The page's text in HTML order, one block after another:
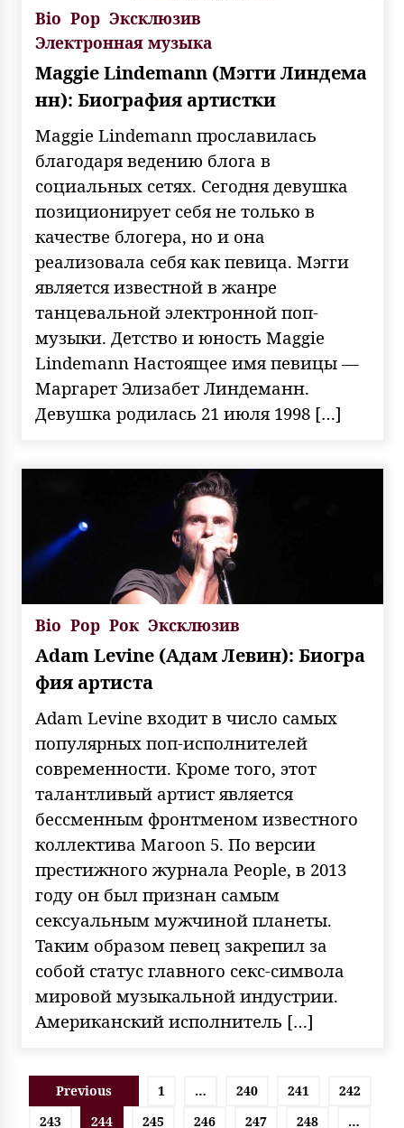
Bio Pop Эксклюзив
Электронная музыка
Maggie Lindemann (Мэгги Линдема
нн): Биография артистки
Maggie Lindemann прославилась
благодаря ведению блога в
социальных сетях. Сегодня девушка
позиционирует себя не только в
качестве блогера, но и она
реализовала себя как певица. Мэгги
является известной в жанре
танцевальной электронной поп-
музыки. Детство и юность Maggie
Lindemann Настоящее имя певицы —
Маргарет Элизабет Линдеманн.
Девушка родилась 21 июля 1998 […]
Bio Pop Рок Эксклюзив
Adam Levine (Адам Левин): Биогра
фия артиста
Adam Levine входит в число самых
популярных поп-исполнителей
современности. Кроме того, этот
талантливый артист является
бессменным фронтменом известного
коллектива Maroon 5. По версии
престижного журнала People, в 2013
году он был признан самым
сексуальным мужчиной планеты.
Таким образом певец закрепил за
собой статус главного секс-символа
мировой музыкальной индустрии.
Американский исполнитель […]
Пагинация
Previous 1 … 240 241
242
243
244 245 246 247 248 …